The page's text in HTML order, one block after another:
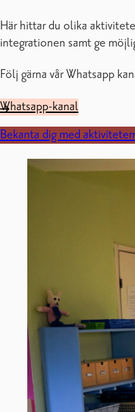
Här hittar du olika
integrationen samt ge
Följ gärna vår Whatsapp
Whatsapp-kanal
Bekanta dig med